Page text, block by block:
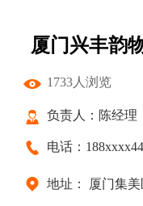
厦门兴丰韵
1733人浏览
负责人：陈经理
电话：
地址： 厦门集